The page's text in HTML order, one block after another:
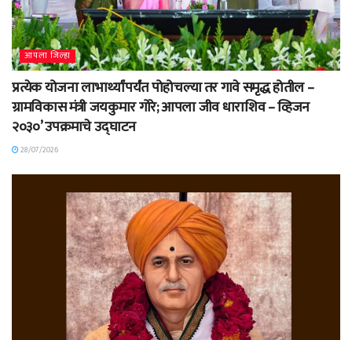
आपला जिल्हा
प्रत्येक योजना लाभार्थ्यांपर्यंत पोहोचल्या तर गावे समृद्ध होतील –
ग्रामविकास मंत्री जयकुमार गोरे; आपला जीव धाराशिव – व्हिजन
२०३०’ उपक्रमाचे उद्घाटन
28/07/2026